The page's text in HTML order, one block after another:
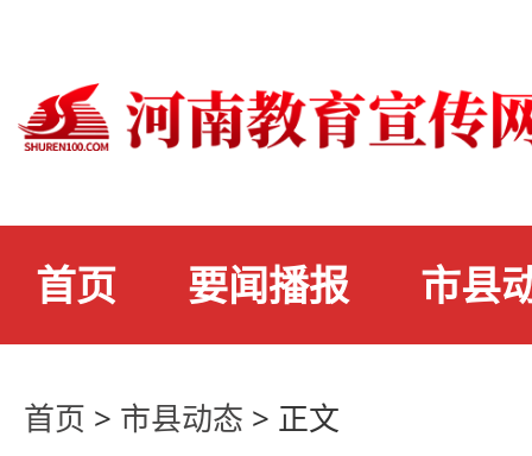
首页 要闻播报 市县
首页 > 市县动态 > 正文